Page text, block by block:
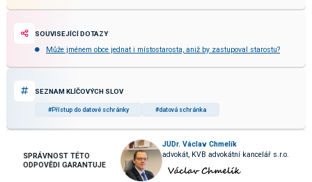
SOUVISEJÍCÍ DOTAZY
Může jménem obce jednat i místostarosta, aniž by zastupoval starostu?
SEZNAM KLÍČOVÝCH SLOV
#Přístup do datové schránky #datová schránka
SPRÁVNOST TÉTO
ODPOVĚDI GARANTUJE
JUDr. Václav Chmelík
advokát, KVB advokátní kancelář s.r.o.